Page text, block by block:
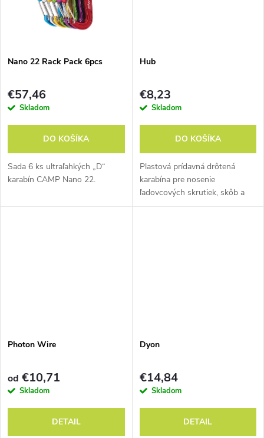
v
Nano 22 Rack Pack 6pcs
€57,46
Skladom
DO KOŠÍKA
Sada 6 ks ultraľahkých „D“
karabín CAMP Nano 22.
Hub
€8,23
Skladom
DO KOŠÍKA
Plastová prídavná drôtená
karabína pre nosenie
ľadovcových skrutiek, skôb a
náradia na úväzku.
Photon Wire
od €10,71
Skladom
DETAIL
Dyon
€14,84
Skladom
DETAIL